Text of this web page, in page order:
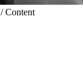
/ Content